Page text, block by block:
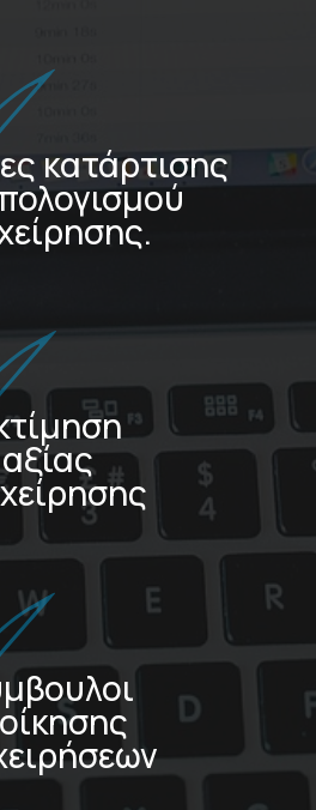
κατάρτισης
αξίας